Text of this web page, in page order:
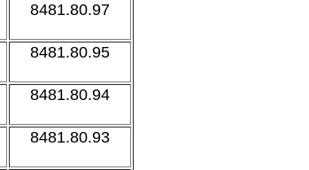
8481.80.97
8481.80.95
8481.80.94
8481.80.93